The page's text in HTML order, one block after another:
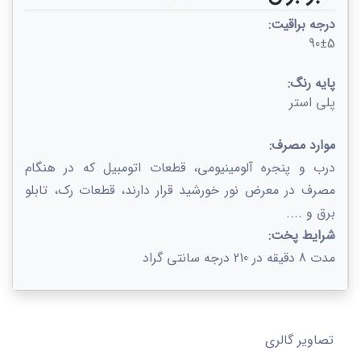
درجه براقیت:
90±5
پایه رنگ:
پلی استر
موارد مصرف:
درب و پنجره آلومینیومی، قطعات اتومبیل كه در هنگام
مصرف در معرض نور خورشید قرار دارند، قطعات رک، تابلو
برق و ....
شرایط پخت:
مدت 8 دقیقه در 210 درجه سانتی گراد
تصاویر گالری